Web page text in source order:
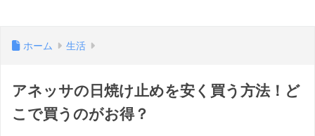
ホーム 生活
アネッサの日焼け止めを安く買う方法！ど
こで買うのがお得？